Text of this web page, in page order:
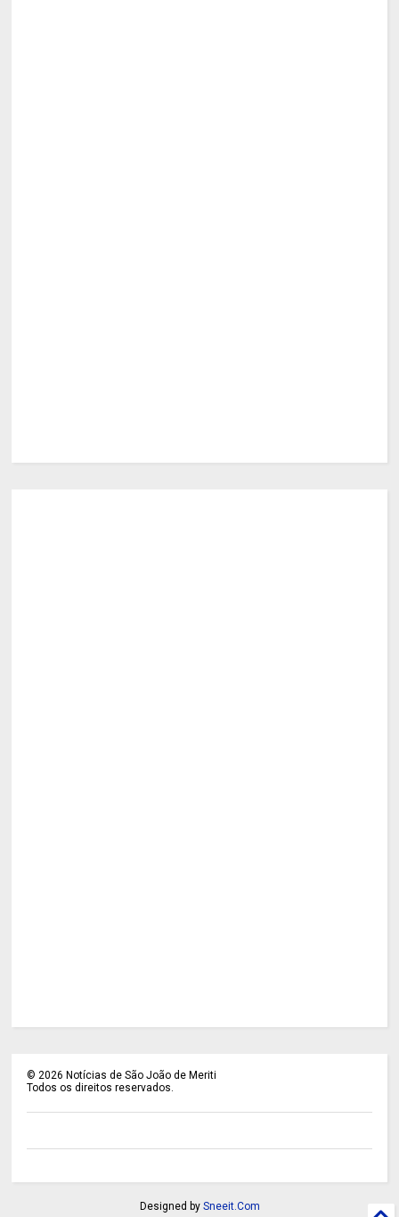
©2026 Notícias de São João de Meriti
Todos os direitos reservados.
Designed by Sneeit.Com